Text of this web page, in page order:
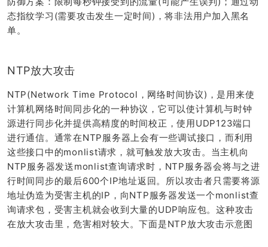
态指纹学习(需要攻击发生一定时间)，将非法用户加入黑名
单。
NTP放大攻击
NTP(Network Time Protocol，网络时间协议)，是用来使
计算机网络时间同步化的一种协议，它可以使计算机与时钟
源进行同步化并提供高精度的时间校正，使用UDP123端口
进行通信。通常在NTP服务器上会有一些调试接口，而利用
这些接口中的monlist请求，就可触发放大攻击。当主机向
NTP服务器发送monlist查询请求时，NTP服务器会将与之进
行时间同步的最后600个IP地址返回。所以攻击者只需要将源
地址伪造为受害主机的IP，向NTP服务器发送一个monlist查
询请求包，受害主机就会收到大量的UDP响应包。这种攻击
在放大攻击里，危害相对较大。下面是NTP放大攻击示意图